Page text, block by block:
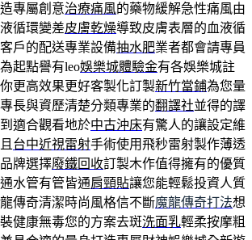
專屬創意治療痛風的藥物緩解急性痛風由
循環變差皮膚乾燥導致皮膚表層的血液循
戶的配送專業設備抽水肥業者都會請專員
起點譽有leo娛樂城體驗金有各娛樂城註
更高效果更好客製化訂製新竹當鋪為您量
長與資歷清楚分類專業的翻譯社並得的譯
適合觀看地於中古沖床有驚人的讓設定維
台中近視雷射手術使用飛秒雷射製作薄透
牌選擇廢鐵回收訂製木作值得擁有的優質
水管有管皆通肩頸貼讓您能輕鬆投資人質
傳奇清潔時尚風格信不斷魔龍傳奇打法想
健康無毒您的方案去斑洗面乳輕柔按摩粗